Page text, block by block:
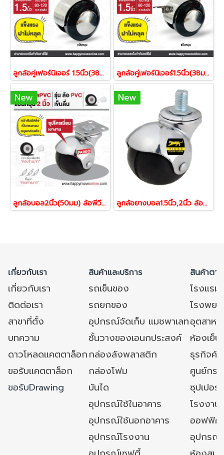
ลูกล้อคู่เฟอร์นิเจอร์ 1.5นิ้ว(38มม)ล้อแป้นหมุน ล้อไม่แตก ล้อชุปโครเมี่ยม ล้อโต๊ะ ล้อตู้ ล้อเตียง รับน้ำหนัก 80-120 กก.ตรา ELITEพร้อมส่ง (1ลูก) ลูกล้อคู่เฟอร์นิเจอร์1.5นิ้ว(38มม)ล้อโต๊ะ ล้อตู้ ล้อเตียง ล้อเก้าอี้ ล้อแป้นเบรก ล้อชุบโครเมี่ยม ล้อไม่แตก รับน้ำหนัก 80-120 กก.ตรา ELITE พร้อมส่ง (1ลูก)
New
ลูกล้อบอล2นิ้ว(50มม) ล้อพีวีซี ล้อPVC ล้อแป้นหมุน ล้อเฟอร์นิเจอร์ ล้อโต๊ะ ล้อตู้ ล้อเตียง ยี่ห้อPAREO พร้อมส่ง
New
ลูกล้อยางบอล1.5นิ้ว,2นิ้ว ล้อสกรูหมุน รุ่นล้อยาง นุ่มนวล ล้อเฟอร์นิเจอร์ ล้อโต๊ะ ล้อตู้ ล้อเตียง ยี่ห้อTiger พร้อมส่ง
เกี่ยวกับเรา สินค้าและบริการ สินค้าตา
เกี่ยวกับเรา รถเข็นของ
โรงแร
ติดต่อเรา
รถยกของ
โรงพย
สาขาที่ตั้ง
อุปกรณ์จัดเก็บ แมชพาเลทอุตสาหก
บทความ
ชั้นวางของเอนกประสงค์
ห้องเย็
ดาวโหลดแคตตาล็อกกล่องลังพลาสติก
ธุรกิจค้
ขอรับแคตตาล็อก
กล่องโฟม
ศูนย์กร
ขอรับDrawing
บันได
ซุปเปอ
อุปกรณ์ใช้ในอาคาร
โรงงา
อุปกรณ์ใช้นอกอาคาร
ออฟฟิศ/
อุปกรณ์โรงงาน
อุปกรณ์